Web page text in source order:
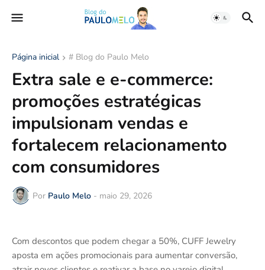
Página inicial # Blog do Paulo Melo
Extra sale e e-commerce:
promoções estratégicas
impulsionam vendas e
fortalecem relacionamento
com consumidores
Por Paulo Melo - maio 29, 2026
Com descontos que podem chegar a 50%, CUFF Jewelry
aposta em ações promocionais para aumentar conversão,